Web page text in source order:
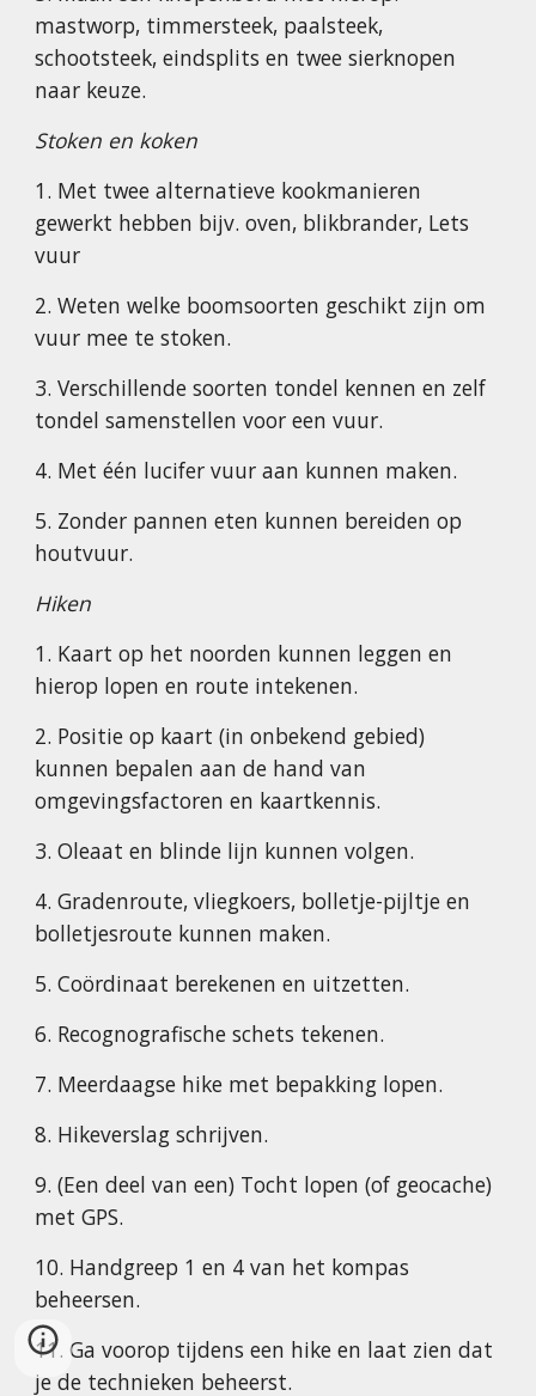
mastworp, timmersteek, paalsteek,
schootsteek, eindsplits en twee sierknopen
naar keuze.
Stoken en koken
1. Met twee alternatieve kookmanieren
gewerkt hebben bijv. oven, blikbrander, Lets
vuur
2. Weten welke boomsoorten geschikt zijn om
vuur mee te stoken.
3. Verschillende soorten tondel kennen en zelf
tondel samenstellen voor een vuur.
4. Met één lucifer vuur aan kunnen maken.
5. Zonder pannen eten kunnen bereiden op
houtvuur.
Hiken
1. Kaart op het noorden kunnen leggen en
hierop lopen en route intekenen.
2. Positie op kaart (in onbekend gebied)
kunnen bepalen aan de hand van
omgevingsfactoren en kaartkennis.
3. Oleaat en blinde lijn kunnen volgen.
4. Gradenroute, vliegkoers, bolletje-pijltje en
bolletjesroute kunnen maken.
5. Coördinaat berekenen en uitzetten.
6. Recognografische schets tekenen.
7. Meerdaagse hike met bepakking lopen.
8. Hikeverslag schrijven.
9. (Een deel van een) Tocht lopen (of geocache)
met GPS.
10. Handgreep 1 en 4 van het kompas
beheersen.
11. Ga voorop tijdens een hike en laat zien dat
je de technieken beheerst.